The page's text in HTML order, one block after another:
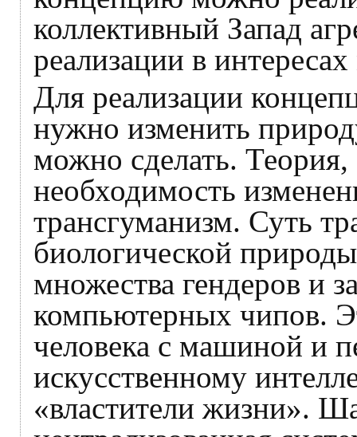
коллективный Запад
реализации в
Для реализации
нужно изменить
можно сделать.
необходимость
трансгуманизм. Суть
биологической
множества гендеров и
компьютерных чипов.
человека с машиной и
искусственному
«властители жизни».